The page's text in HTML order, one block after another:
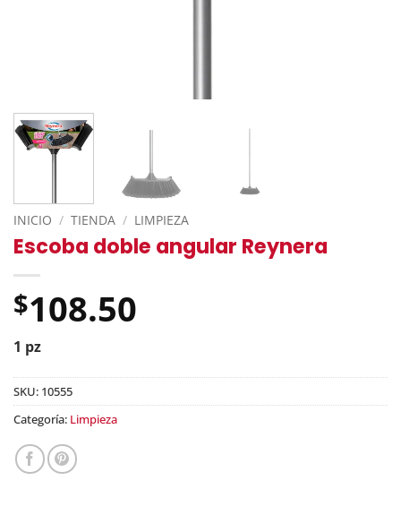
INICIO / TIENDA / LIMPIEZA
Escoba doble angular Reynera
$108.50
1 pz
SKU: 10555
Categoría: Limpieza